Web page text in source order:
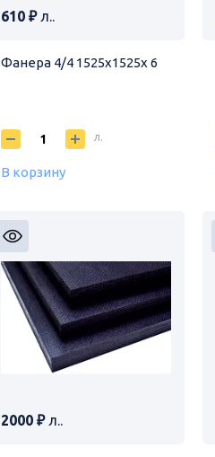
610 ₽л..
Фанера 4/4 1525х1525х 6
л.
В корзину
2000 ₽л..